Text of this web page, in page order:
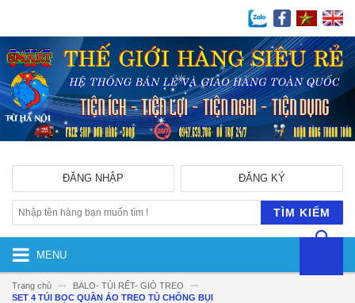
ĐĂNG KÝ
ĐĂNG NHẬP
TÌM KIẾM
MENU
Trang chủ
BALO- TÚI RẾT- GIỎ TREO
SET 4 TÚI BỌC QUẦN ÁO TREO TỦ CHỐNG BỤI